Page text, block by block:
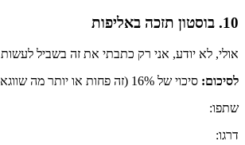
10. בוסטון תזכה באליפות
אולי, לא יודע, אני רק כתבתי את זה בשביל
לסיכום: סיכוי של 16% (זה פחות או יותר מה שווגאס נותנים).
שתפו:
דרגו: